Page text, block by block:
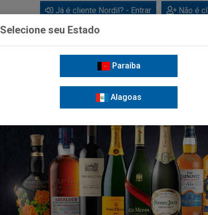
Já é cliente Nordil? - Entrar Não é
Selecione seu Estado
Paraíba
Alagoas